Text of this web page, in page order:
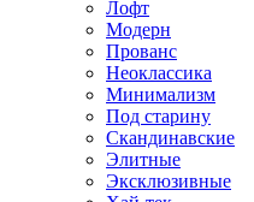
Лофт
Модерн
Прованс
Неоклассика
Минимализм
Под старину
Скандинавские
Элитные
Эксклюзивные